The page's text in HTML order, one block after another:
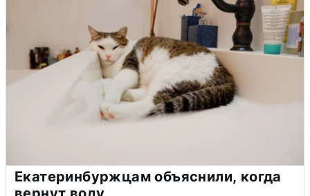
Екатеринбуржцам объяснили, когда